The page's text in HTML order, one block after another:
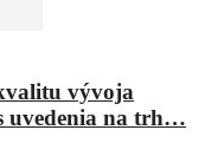
vývoja
uvedenia na trh…